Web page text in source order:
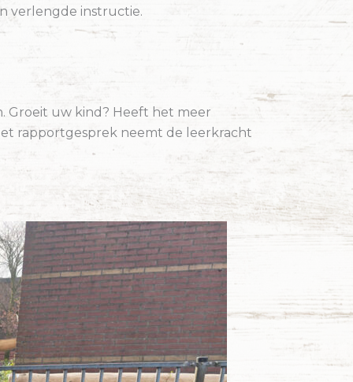
verlengde instructie.
Groeit uw kind? Heeft het meer
rapportgesprek neemt de leerkracht